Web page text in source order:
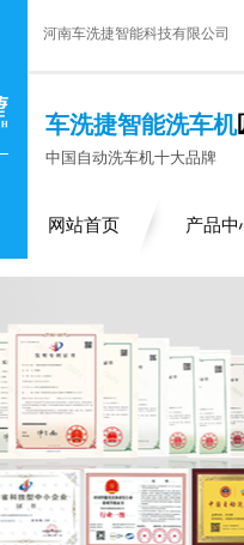
河南车洗捷智能科技有限公司
车洗捷智能洗车机
中国自动洗车机十大品牌
网站首页 产品中